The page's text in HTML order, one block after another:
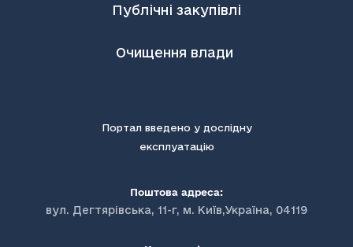
Публічні закупівлі
Очищення влади
Портал введено у дослідну
експлуатацію
Поштова адреса:
вул. Дегтярівська, 11-г, м. Київ,Україна, 04119